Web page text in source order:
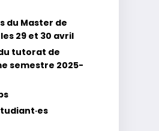
du Master de
29 et 30 avril
tutorat de
semestre 2025-